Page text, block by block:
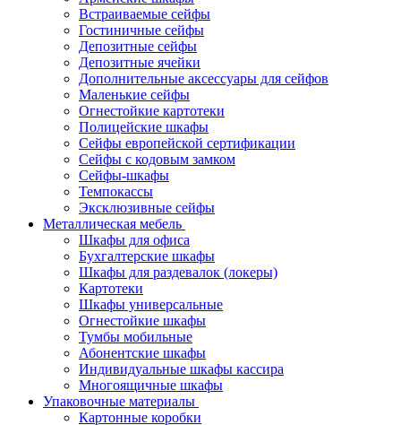
Встраиваемые сейфы
Гостиничные сейфы
Депозитные сейфы
Депозитные ячейки
Дополнительные аксессуары для сейфов
Маленькие сейфы
Огнестойкие картотеки
Полицейские шкафы
Сейфы европейской сертификации
Сейфы с кодовым замком
Сейфы-шкафы
Темпокассы
Эксклюзивные сейфы
Металлическая мебель
Шкафы для офиса
Бухгалтерские шкафы
Шкафы для раздевалок (локеры)
Картотеки
Шкафы универсальные
Огнестойкие шкафы
Тумбы мобильные
Абонентские шкафы
Индивидуальные шкафы кассира
Многоящичные шкафы
Упаковочные материалы
Картонные коробки